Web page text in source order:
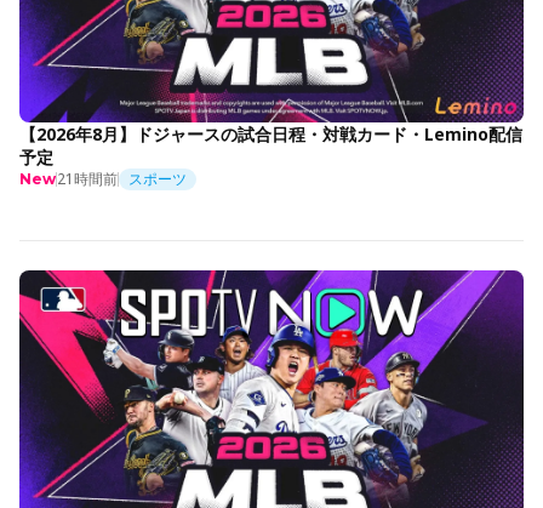
【2026年8月】ドジャースの試合日程・対戦カード・Lemino配信
予定
New21時間前 スポーツ